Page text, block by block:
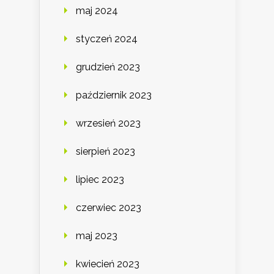
maj 2024
styczeń 2024
grudzień 2023
październik 2023
wrzesień 2023
sierpień 2023
lipiec 2023
czerwiec 2023
maj 2023
kwiecień 2023